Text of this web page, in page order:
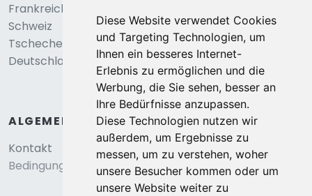
Diese Website verwendet Cookies
und Targeting Technologien, um
Ihnen ein besseres Internet-
Erlebnis zu ermöglichen und die
Werbung, die Sie sehen, besser an
Ihre Bedürfnisse anzupassen.
Diese Technologien nutzen wir
außerdem, um Ergebnisse zu
messen, um zu verstehen, woher
unsere Besucher kommen oder um
unsere Website weiter zu
Frankreich
Schweiz
Tschechei
Deutschland
ALGEMEIN
Kontakt
Bedingungen und konditionen